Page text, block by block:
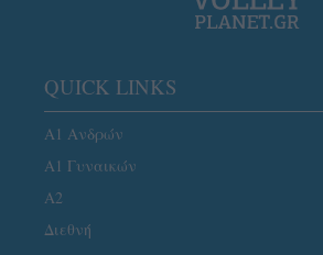
QUICK LINKS
Α1 Ανδρών
Α1 Γυναικών
A2
Διεθνή